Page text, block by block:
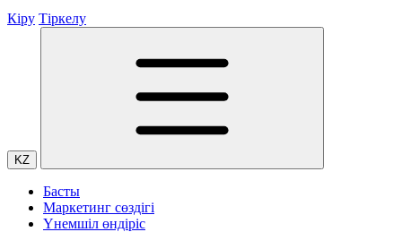
Кіру Тіркелу
KZ
Басты
Маркетинг сөздігі
Үнемшіл өндіріс